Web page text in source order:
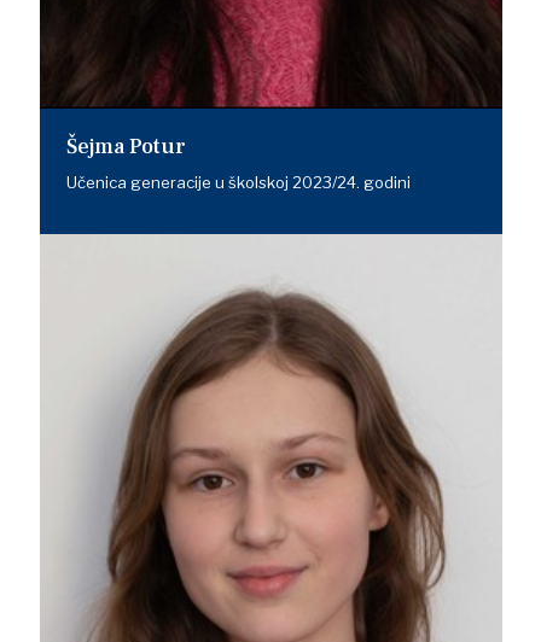
Šejma Potur
Učenica generacije u školskoj 2023/24. godini